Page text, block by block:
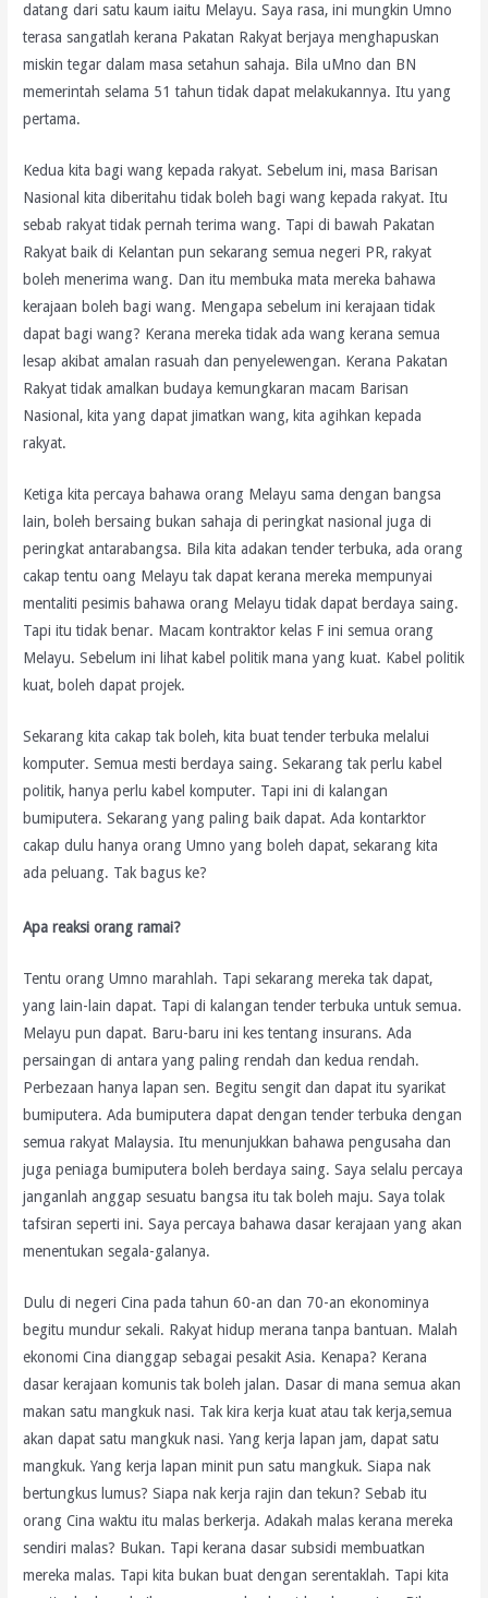
datang dari satu kaum iaitu Melayu. Saya rasa, ini mungkin Umno
terasa sangatlah kerana Pakatan Rakyat berjaya menghapuskan
miskin tegar dalam masa setahun sahaja. Bila uMno dan BN
memerintah selama 51 tahun tidak dapat melakukannya. Itu yang
pertama.
Kedua kita bagi wang kepada rakyat. Sebelum ini, masa Barisan
Nasional kita diberitahu tidak boleh bagi wang kepada rakyat. Itu
sebab rakyat tidak pernah terima wang. Tapi di bawah Pakatan
Rakyat baik di Kelantan pun sekarang semua negeri PR, rakyat
boleh menerima wang. Dan itu membuka mata mereka bahawa
kerajaan boleh bagi wang. Mengapa sebelum ini kerajaan tidak
dapat bagi wang? Kerana mereka tidak ada wang kerana semua
lesap akibat amalan rasuah dan penyelewengan. Kerana Pakatan
Rakyat tidak amalkan budaya kemungkaran macam Barisan
Nasional, kita yang dapat jimatkan wang, kita agihkan kepada
rakyat.
Ketiga kita percaya bahawa orang Melayu sama dengan bangsa
lain, boleh bersaing bukan sahaja di peringkat nasional juga di
peringkat antarabangsa. Bila kita adakan tender terbuka, ada orang
cakap tentu oang Melayu tak dapat kerana mereka mempunyai
mentaliti pesimis bahawa orang Melayu tidak dapat berdaya saing.
Tapi itu tidak benar. Macam kontraktor kelas F ini semua orang
Melayu. Sebelum ini lihat kabel politik mana yang kuat. Kabel politik
kuat, boleh dapat projek.
Sekarang kita cakap tak boleh, kita buat tender terbuka melalui
komputer. Semua mesti berdaya saing. Sekarang tak perlu kabel
politik, hanya perlu kabel komputer. Tapi ini di kalangan
bumiputera. Sekarang yang paling baik dapat. Ada kontarktor
cakap dulu hanya orang Umno yang boleh dapat, sekarang kita
ada peluang. Tak bagus ke?
Apa reaksi orang ramai?
Tentu orang Umno marahlah. Tapi sekarang mereka tak dapat,
yang lain-lain dapat. Tapi di kalangan tender terbuka untuk semua.
Melayu pun dapat. Baru-baru ini kes tentang insurans. Ada
persaingan di antara yang paling rendah dan kedua rendah.
Perbezaan hanya lapan sen. Begitu sengit dan dapat itu syarikat
bumiputera. Ada bumiputera dapat dengan tender terbuka dengan
semua rakyat Malaysia. Itu menunjukkan bahawa pengusaha dan
juga peniaga bumiputera boleh berdaya saing. Saya selalu percaya
janganlah anggap sesuatu bangsa itu tak boleh maju. Saya tolak
tafsiran seperti ini. Saya percaya bahawa dasar kerajaan yang akan
menentukan segala-galanya.
Dulu di negeri Cina pada tahun 60-an dan 70-an ekonominya
begitu mundur sekali. Rakyat hidup merana tanpa bantuan. Malah
ekonomi Cina dianggap sebagai pesakit Asia. Kenapa? Kerana
dasar kerajaan komunis tak boleh jalan. Dasar di mana semua akan
makan satu mangkuk nasi. Tak kira kerja kuat atau tak kerja,semua
akan dapat satu mangkuk nasi. Yang kerja lapan jam, dapat satu
mangkuk. Yang kerja lapan minit pun satu mangkuk. Siapa nak
bertungkus lumus? Siapa nak kerja rajin dan tekun? Sebab itu
orang Cina waktu itu malas berkerja. Adakah malas kerana mereka
sendiri malas? Bukan. Tapi kerana dasar subsidi membuatkan
mereka malas. Tapi kita bukan buat dengan serentaklah. Tapi kita